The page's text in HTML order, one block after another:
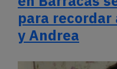
para recordar
y Andrea